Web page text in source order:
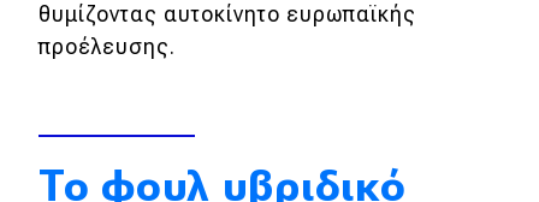
Αγώνες
WRC
Motorsport
θυμίζοντας αυτοκίνητο ευρωπαϊκής
προέλευσης.
To φουλ υβριδικό